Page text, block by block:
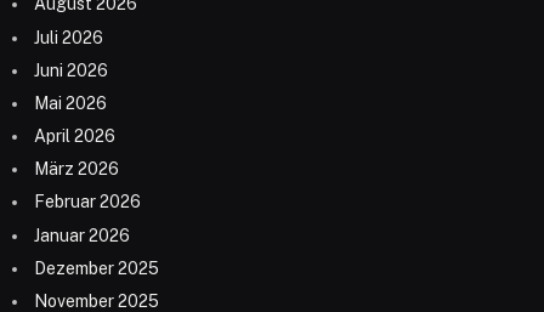
August 2026
Juli 2026
Juni 2026
Mai 2026
April 2026
März 2026
Februar 2026
Januar 2026
Dezember 2025
November 2025